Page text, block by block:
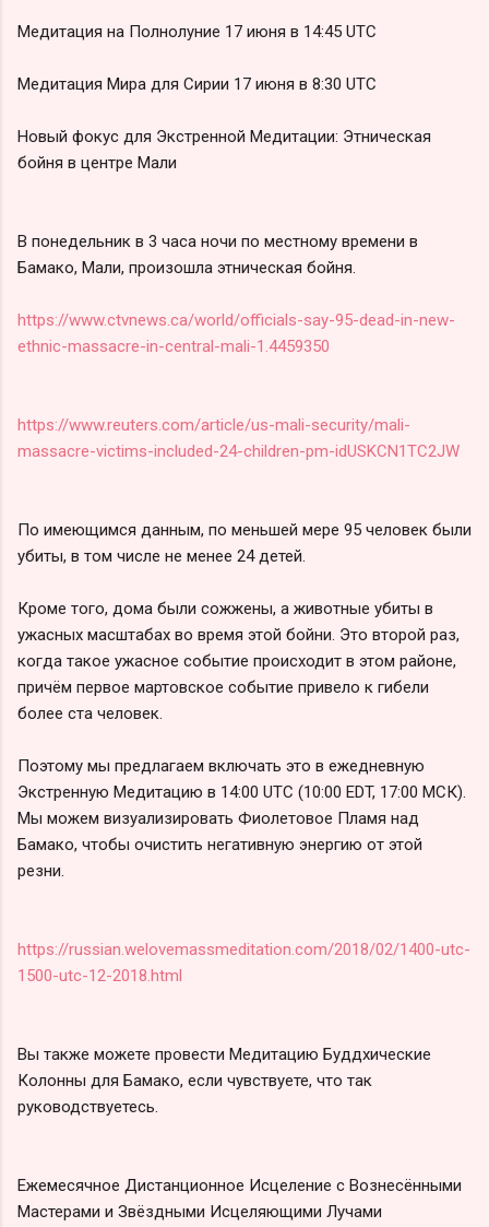
Медитация на Полнолуние 17 июня в 14:45 UTC
Медитация Мира для Сирии 17 июня в 8:30 UTC
Новый фокус для Экстренной Медитации: Этническая
бойня в центре Мали
В понедельник в 3 часа ночи по местному времени в
Бамако, Мали, произошла этническая бойня.
https://www.ctvnews.ca/world/officials-say-95-dead-in-new-
ethnic-massacre-in-central-mali-1.4459350
https://www.reuters.com/article/us-mali-security/mali-
massacre-victims-included-24-children-pm-idUSKCN1TC2JW
По имеющимся данным, по меньшей мере 95 человек были
убиты, в том числе не менее 24 детей.
Кроме того, дома были сожжены, а животные убиты в
ужасных масштабах во время этой бойни. Это второй раз,
когда такое ужасное событие происходит в этом районе,
причём первое мартовское событие привело к гибели
более ста человек.
Поэтому мы предлагаем включать это в ежедневную
Экстренную Медитацию в 14:00 UTC (10:00 EDT, 17:00 МСК).
Мы можем визуализировать Фиолетовое Пламя над
Бамако, чтобы очистить негативную энергию от этой
резни.
https://russian.welovemassmeditation.com/2018/02/1400-utc-
1500-utc-12-2018.html
Вы также можете провести Медитацию Буддхические
Колонны для Бамако, если чувствуете, что так
руководствуетесь.
Ежемесячное Дистанционное Исцеление с Вознесёнными
Мастерами и Звёздными Исцеляющими Лучами